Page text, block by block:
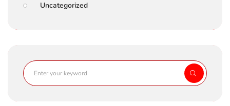
Uncategorized